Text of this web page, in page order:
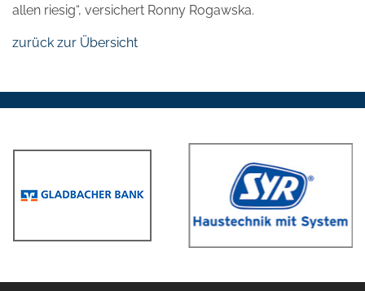
allen riesig“, versichert Ronny Rogawska.
zurück zur Übersicht